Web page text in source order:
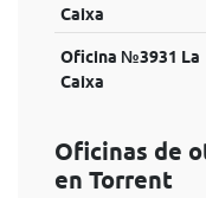
Caixa
Oficina №3931 La
Caixa
Oficinas de
en Torrent